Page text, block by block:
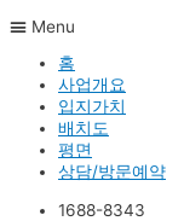
Menu
홈
사업개요
입지가치
배치도
평면
상담/방문예약
1688-8343